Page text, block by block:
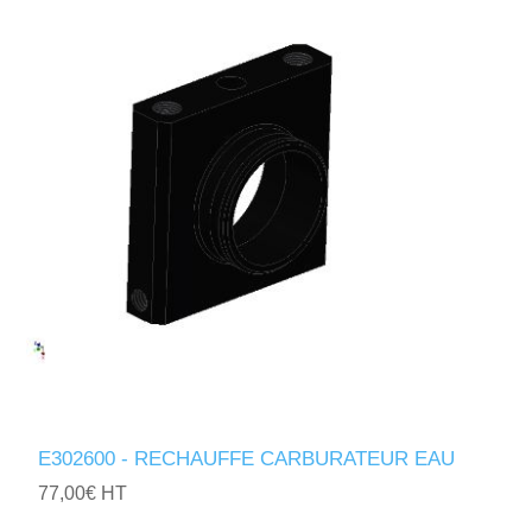
E302600 - RECHAUFFE CARBURATEUR EAU
77,00€ HT